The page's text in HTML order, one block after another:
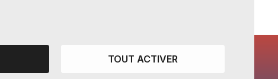
TOUT ACTIVER